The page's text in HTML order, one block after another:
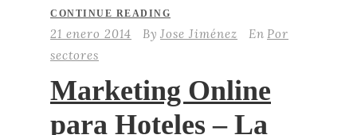
CONTINUE READING
21 enero 2014 By Jose Jiménez En Por
sectores
Marketing Online
para Hoteles – La